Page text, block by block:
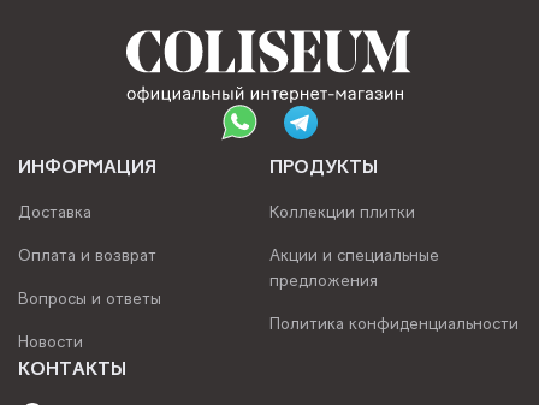
ИНФОРМАЦИЯ
Доставка
Оплата и возврат
Вопросы и ответы
Новости
ПРОДУКТЫ
Коллекции плитки
Акции и специальные
предложения
Политика конфиденциальности
КОНТАКТЫ